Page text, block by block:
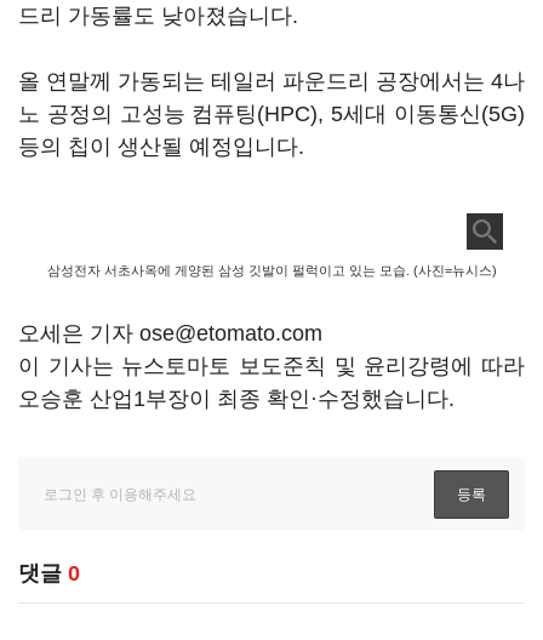
드리 가동률도 낮아졌습니다.
올 연말께 가동되는 테일러 파운드리 공장에서는 4나
노 공정의 고성능 컴퓨팅(HPC), 5세대 이동통신(5G)
등의 칩이 생산될 예정입니다.
삼성전자 서초사옥에 게양된 삼성 깃발이 펄럭이고 있는 모습. (사진=뉴시스)
오세은 기자 ose@etomato.com
이 기사는 뉴스토마토 보도준칙 및 윤리강령에 따라
오승훈 산업1부장이 최종 확인·수정했습니다.
댓글 0